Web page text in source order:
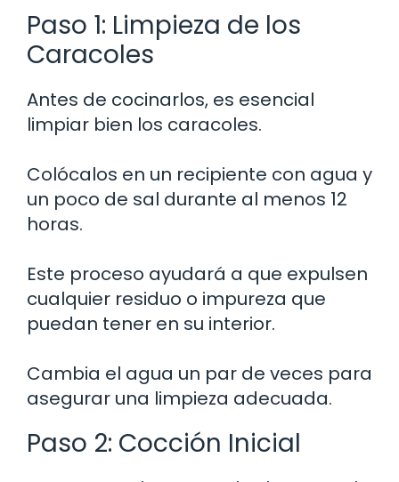
Paso 1: Limpieza de los
Caracoles
Antes de cocinarlos, es esencial
limpiar bien los caracoles.
Colócalos en un recipiente con agua y
un poco de sal durante al menos 12
horas.
Este proceso ayudará a que expulsen
cualquier residuo o impureza que
puedan tener en su interior.
Cambia el agua un par de veces para
asegurar una limpieza adecuada.
Paso 2: Cocción Inicial